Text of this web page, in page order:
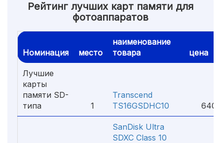
Рейтинг лучших карт памяти для
фотоаппаратов
Номинация место
наименование
товара
цена
Лучшие
карты
памяти SD-
типа
1
Transcend
TS16GSDHC10
640
SanDisk Ultra
SDXC Class 10